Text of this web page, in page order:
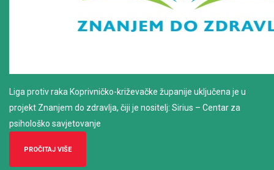
Liga protiv raka Koprivničko-križevačke županije uključena je u
projekt Znanjem do zdravlja, čiji je nositelj: Sirius – Centar za
psihološko savjetovanje
PROČITAJ VIŠE